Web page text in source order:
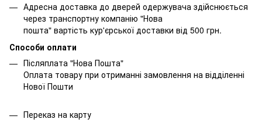
Адресна доставка до дверей одержувача здійснюється
через транспортну компанію "Нова
пошта" вартість кур'єрської доставки від 500 грн.
Способи оплати
Післяплата "Нова Пошта"
Оплата товару при отриманні замовлення на відділенні
Нової Пошти
Переказ на карту